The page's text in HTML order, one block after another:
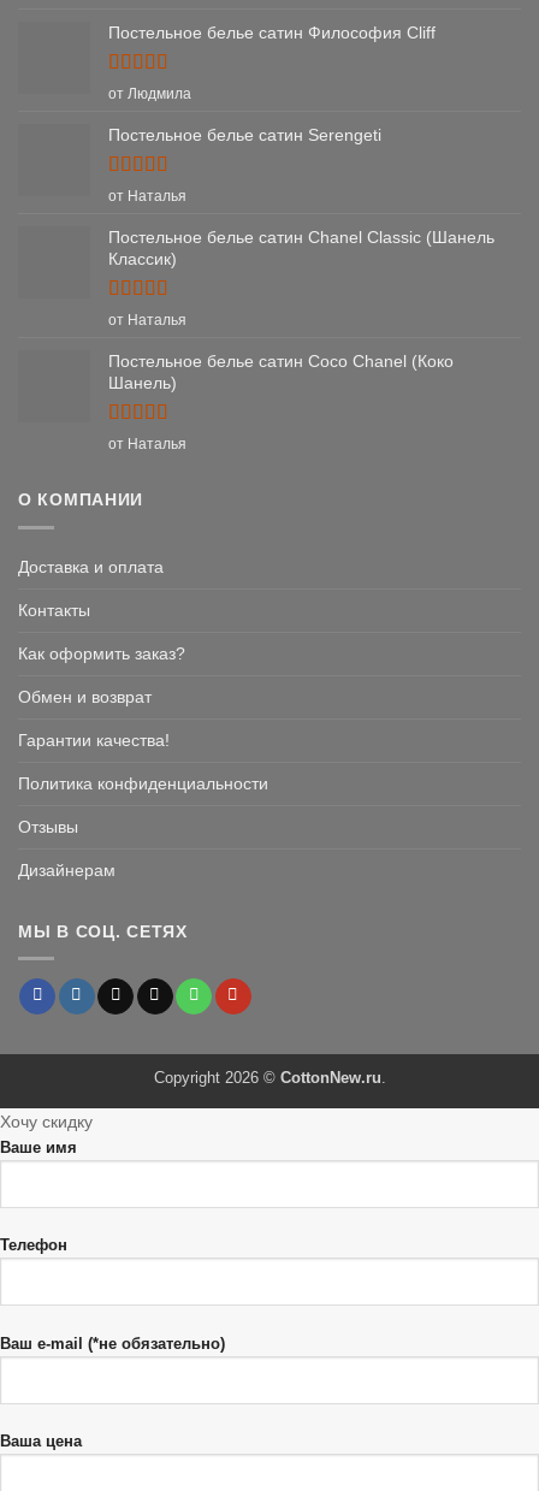
Постельное белье сатин Философия Cliff
Оценка5
от Людмила
Постельное белье сатин Serengeti
Оценка5
от Наталья
Постельное белье сатин Chanel Classic (Шанель
Классик)
Оценка5
от Наталья
Постельное белье сатин Coco Chanel (Коко
Шанель)
Оценка5
от Наталья
О КОМПАНИИ
Доставка и оплата
Контакты
Как оформить заказ?
Обмен и возврат
Гарантии качества!
Политика конфиденциальности
Отзывы
Дизайнерам
МЫ В СОЦ. СЕТЯХ
Copyright 2026 © CottonNew.ru.
Хочу скидку
Ваше имя
Телефон
Ваш e-mail (*не обязательно)
Ваша цена